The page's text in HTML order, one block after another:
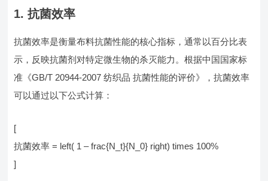
1.抗菌效率
抗菌效率是衡量布料抗菌性能的核心指标，通常以百分比表
示，反映抗菌剂对特定微生物的杀灭能力。根据中国国家标
准《GB/T 20944-2007 纺织品 抗菌性能的评价》，抗菌效率
可以通过以下公式计算：
[
抗菌效率 = left( 1 – frac{N_t}{N_0} right) times 100%
]